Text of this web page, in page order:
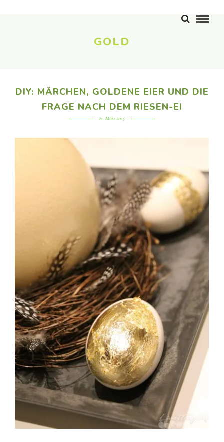
GOLD
DIY: MÄRCHEN, GOLDENE EIER UND DIE
FRAGE NACH DEM RIESEN-EI
20. März 2015